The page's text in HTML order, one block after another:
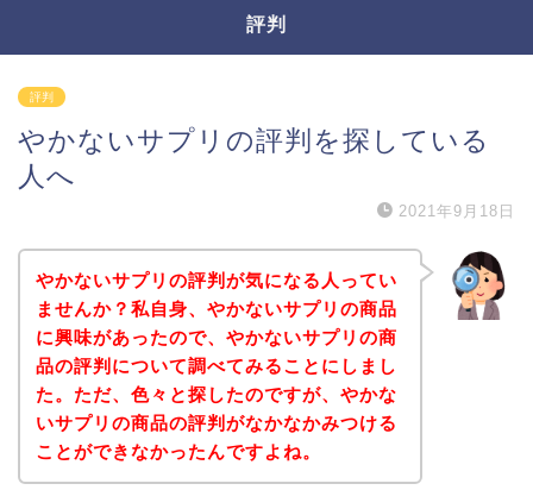
評判
評判
やかないサプリの評判を探している
人へ
2021年9月18日
やかないサプリの評判が気になる人ってい
ませんか？私自身、やかないサプリの商品
に興味があったので、やかないサプリの商
品の評判について調べてみることにしまし
た。ただ、色々と探したのですが、やかな
いサプリの商品の評判がなかなかみつける
ことができなかったんですよね。